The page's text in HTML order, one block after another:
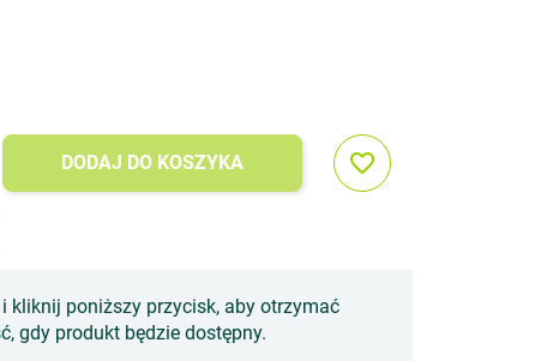
DODAJ DO KOSZYKA favorite_border
kliknij poniższy przycisk, aby otrzymać
gdy produkt będzie dostępny.